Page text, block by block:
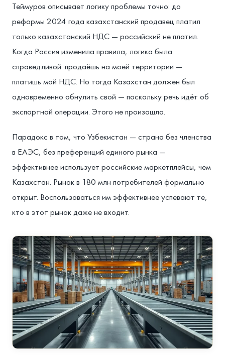
Теймуров описывает логику проблемы точно: до
реформы 2024 года казахстанский продавец платил
только казахстанский НДС — российский не платил.
Когда Россия изменила правила, логика была
справедливой: продаёшь на моей территории —
платишь мой НДС. Но тогда Казахстан должен был
одновременно обнулить свой — поскольку речь идёт об
экспортной операции. Этого не произошло.
Парадокс в том, что Узбекистан — страна без членства
в ЕАЭС, без преференций единого рынка —
эффективнее использует российские маркетплейсы, чем
Казахстан. Рынок в 180 млн потребителей формально
открыт. Воспользоваться им эффективнее успевают те,
кто в этот рынок даже не входит.